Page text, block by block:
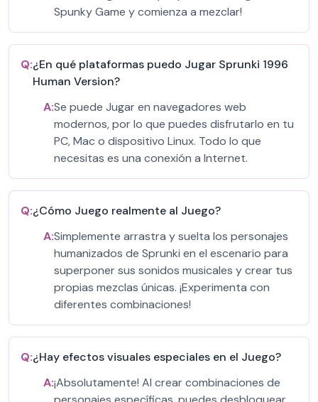
Spunky Game y comienza a mezclar!
Q:¿En qué plataformas puedo Jugar Sprunki 1996
Human Version?
A:Se puede Jugar en navegadores web
modernos, por lo que puedes disfrutarlo en tu
PC, Mac o dispositivo Linux. Todo lo que
necesitas es una conexión a Internet.
Q:¿Cómo Juego realmente al Juego?
A:Simplemente arrastra y suelta los personajes
humanizados de Sprunki en el escenario para
superponer sus sonidos musicales y crear tus
propias mezclas únicas. ¡Experimenta con
diferentes combinaciones!
Q:¿Hay efectos visuales especiales en el Juego?
A:¡Absolutamente! Al crear combinaciones de